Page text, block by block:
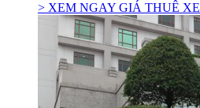
> XEM NGAY GIÁ THUÊ XE